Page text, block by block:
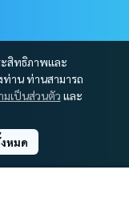
ะสิทธิภาพและ
ท่าน ท่านสามารถ
มเป็นส่วนตัว และ
หมด